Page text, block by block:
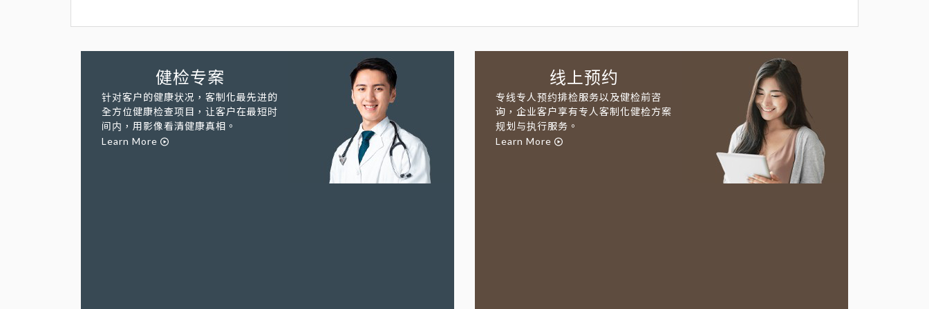
健检专案
针对客户的健康状况，客制化最先进的
全方位健康检查项目，让客户在最短时
间内，用影像看清健康真相。
Learn More
线上预约
专线专人预约排检服务以及健检前咨
询，企业客户享有专人客制化健检方案
规划与执行服务。
Learn More